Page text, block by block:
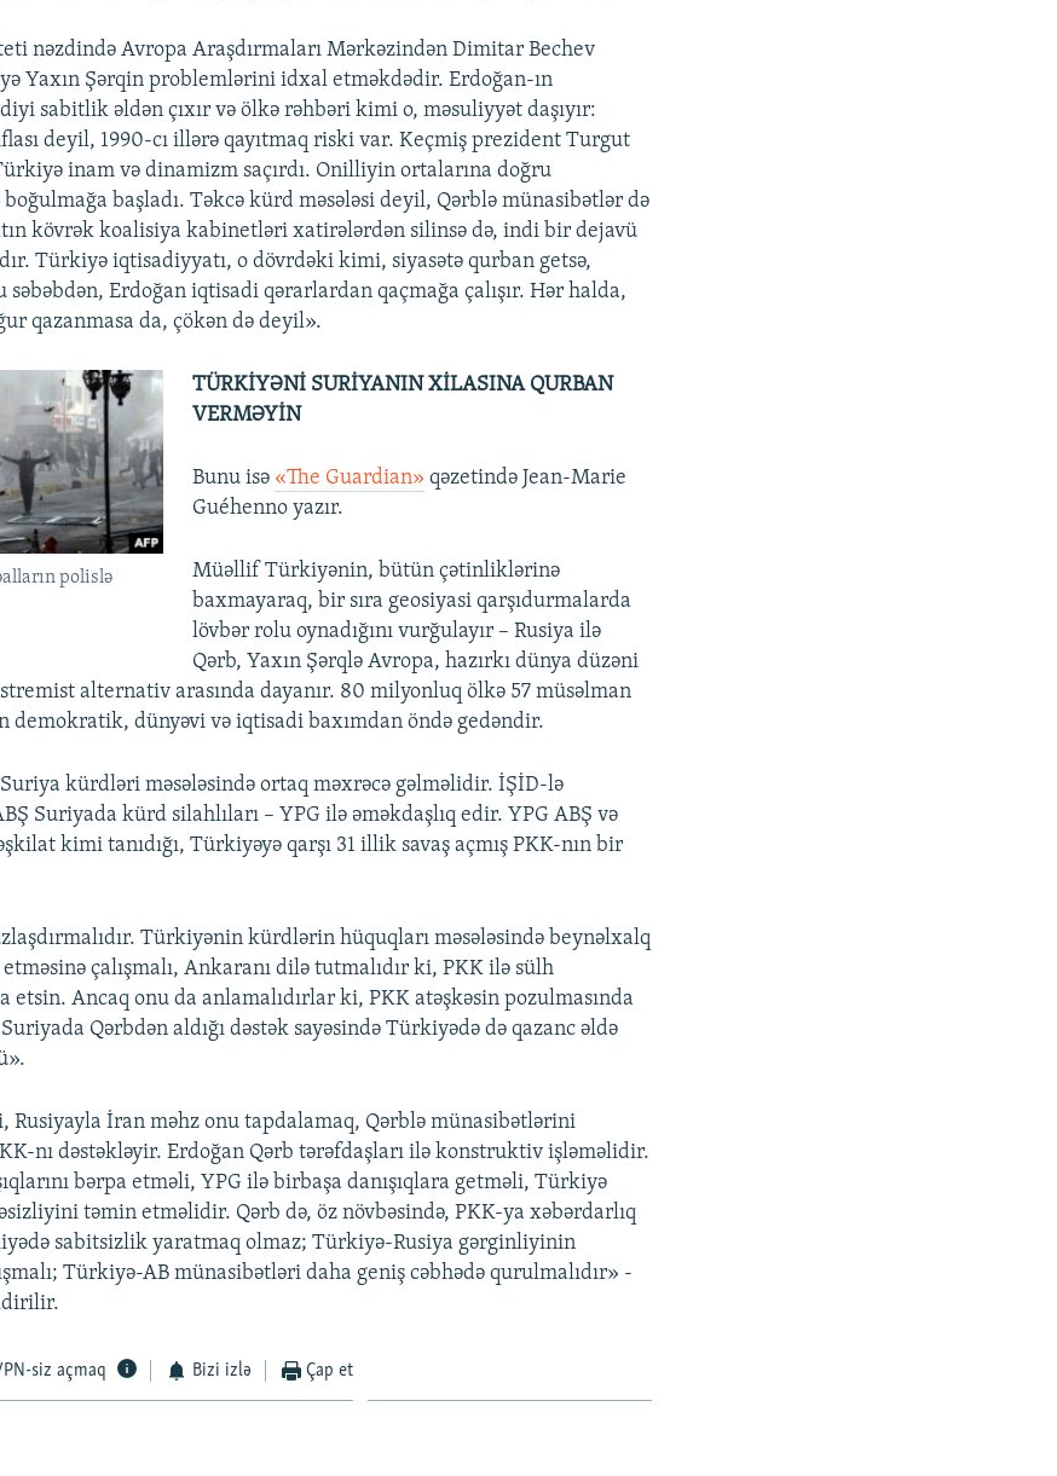
nəzdində Avropa Araşdırmaları Mərkəzindən Dimitar Bechev
Yaxın Şərqin problemlərini idxal etməkdədir. Erdoğan-ın
sabitlik əldən çıxır və ölkə rəhbəri kimi o, məsuliyyət daşıyır:
deyil, 1990-cı illərə qayıtmaq riski var. Keçmiş prezident Turgut
inam və dinamizm saçırdı. Onilliyin ortalarına doğru
başladı. Təkcə kürd məsələsi deyil, Qərblə münasibətlər də
kövrək koalisiya kabinetləri xatirələrdən silinsə də, indi bir dejavü
Türkiyə iqtisadiyyatı, o dövrdəki kimi, siyasətə qurban getsə,
səbəbdən, Erdoğan iqtisadi qərarlardan qaçmağa çalışır. Hər halda,
qazanmasa da, çökən də deyil».
polislə
TÜRKİYƏNİ SURİYANIN XİLASINA QURBAN
VERMƏYİN
Bunu isə «The Guardian» qəzetində Jean-Marie
Guéhenno yazır.
Müəllif Türkiyənin, bütün çətinliklərinə
baxmayaraq, bir sıra geosiyasi qarşıdurmalarda
lövbər rolu oynadığını vurğulayır – Rusiya ilə
Qərb, Yaxın Şərqlə Avropa, hazırkı dünya düzəni
alternativ arasında dayanır. 80 milyonluq ölkə 57 müsəlman
demokratik, dünyəvi və iqtisadi baxımdan öndə gedəndir.
kürdləri məsələsində ortaq məxrəcə gəlməlidir. İŞİD-lə
Suriyada kürd silahlıları – YPG ilə əməkdaşlıq edir. YPG ABŞ və
kimi tanıdığı, Türkiyəyə qarşı 31 illik savaş açmış PKK-nın bir
Türkiyənin kürdlərin hüquqları məsələsində beynəlxalq
çalışmalı, Ankaranı dilə tutmalıdır ki, PKK ilə sülh
etsin. Ancaq onu da anlamalıdırlar ki, PKK atəşkəsin pozulmasında
Qərbdən aldığı dəstək sayəsində Türkiyədə də qazanc əldə
Rusiyayla İran məhz onu tapdalamaq, Qərblə münasibətlərini
nı dəstəkləyir. Erdoğan Qərb tərəfdaşları ilə konstruktiv işləməlidir.
bərpa etməli, YPG ilə birbaşa danışıqlara getməli, Türkiyə
təmin etməlidir. Qərb də, öz növbəsində, PKK-ya xəbərdarlıq
sabitsizlik yaratmaq olmaz; Türkiyə-Rusiya gərginliyinin
Türkiyə-AB münasibətləri daha geniş cəbhədə qurulmalıdır» -
siz açmaq Bizi izlə Çap et